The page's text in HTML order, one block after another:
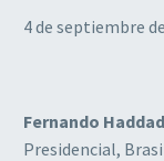
4 de septiembre
Fernando Haddad
Presidencial,